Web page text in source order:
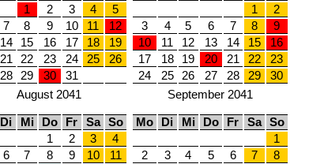
1
2 3 4
5
7 8 9 10 11
12
14 15 16 17 18
19
21 22 23 24 25
26
28 29 30 31
1
2
3
4 5 6 7 8
9
10
11 12 13 14 15
16
17
18 19 20 21 22
23
24
25 26 27 28 29
30
August 2041
Di Mi Do Fr Sa
So
1
2 3
4
6 7 8 9 10
11
September 2041
Mo Di Mi Do Fr Sa
So
1
2
3 4 5 6 7
8